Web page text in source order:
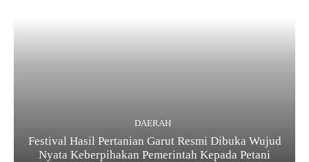
DAERAH
Festival Hasil Pertanian Garut Resmi Dibuka Wujud
Nyata Keberpihakan Pemerintah Kepada Petani